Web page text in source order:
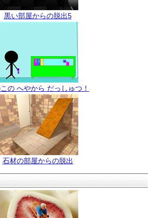
黒い部屋からの脱出5
の へやから だっしゅつ！
石材の部屋からの脱出